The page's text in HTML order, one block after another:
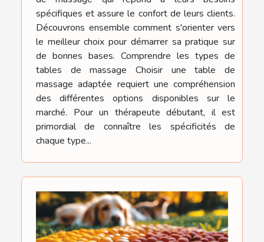
spécifiques et assure le confort de leurs clients.
Découvrons ensemble comment s'orienter vers
le meilleur choix pour démarrer sa pratique sur
de bonnes bases. Comprendre les types de
tables de massage Choisir une table de
massage adaptée requiert une compréhension
des différentes options disponibles sur le
marché. Pour un thérapeute débutant, il est
primordial de connaître les spécificités de
chaque type...